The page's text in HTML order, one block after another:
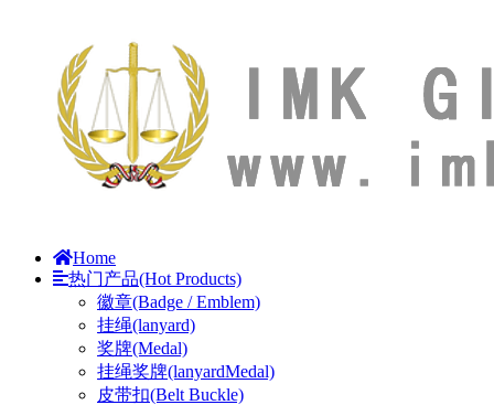
Home
热门产品(Hot Products)
徽章(Badge / Emblem)
挂绳(lanyard)
奖牌(Medal)
挂绳奖牌(lanyardMedal)
皮带扣(Belt Buckle)